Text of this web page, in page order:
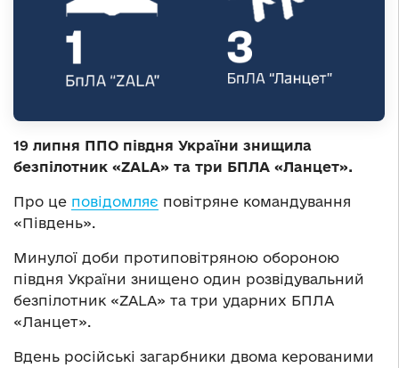
19 липня ППО півдня України знищила
безпілотник «ZALA» та три БПЛА «Ланцет».
Про це повідомляє повітряне командування
«Південь».
Минулої доби протиповітряною обороною
півдня України знищено один розвідувальний
безпілотник «ZALA» та три ударних БПЛА
«Ланцет».
Вдень російські загарбники двома керованими